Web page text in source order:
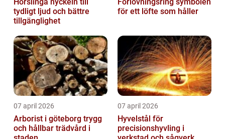
tydligt ljud och bättre
tillgänglighet
för ett löfte som håller
07 april 2026
Arborist i göteborg trygg
och hållbar trädvård i
07 april 2026
Hyvelstål för
precisionshyvling i